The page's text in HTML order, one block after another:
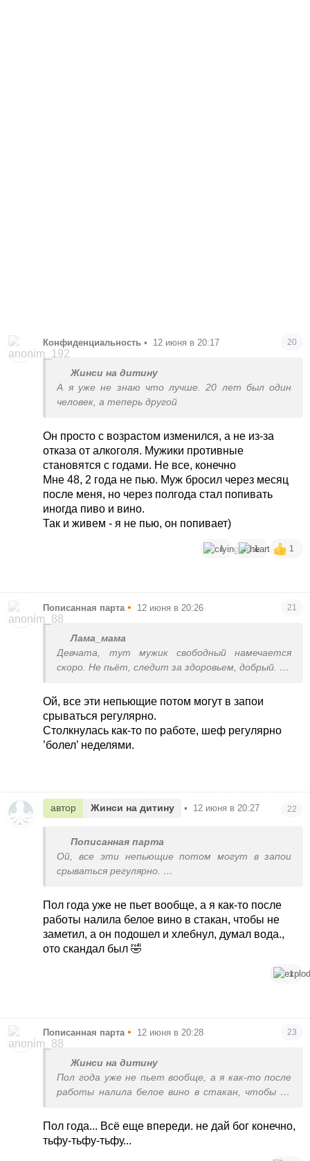
Конфиденциальность • 12 июня в 20:17 20
Жинси на дитину
А я уже не знаю что лучше. 20 лет был один
человек, а теперь другой
Он просто с возрастом изменился, а не из-за
отказа от алкоголя. Мужики противные
становятся с годами. Не все, конечно
Мне 48, 2 года не пью. Муж бросил через месяц
после меня, но через полгода стал попивать
иногда пиво и вино.
Так и живем - я не пью, он попивает)
1 1 1
Пописанная парта • 12 июня в 20:26 21
Лама_мама
Девчата, тут мужик свободный намечается
скоро. Не пьёт, следит за здоровьем, добрый.
Ой, все эти непьющие потом могут в запои
срываться регулярно.
Столкнулась как-то по работе, шеф регулярно
’болел’ неделями.
автор Жинси на дитину • 12 июня в 20:27 22
Пописанная парта
Ой, все эти непьющие потом могут в запои
срываться регулярно.
Пол года уже не пьет вообще, а я как-то после
работы налила белое вино в стакан, чтобы не
заметил, а он подошел и хлебнул, думал вода.,
ото скандал был 🤣
1
Пописанная парта • 12 июня в 20:28 23
Жинси на дитину
Пол года уже не пьет вообще, а я как-то после
работы налила белое вино в стакан, чтобы не
ото скандал был 🤣
Пол года... Всё еще впереди. не дай бог конечно,
тьфу-тьфу-тьфу...